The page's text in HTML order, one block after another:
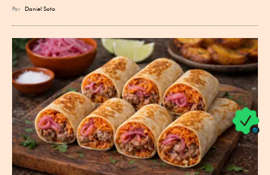
Por Daniel Soto